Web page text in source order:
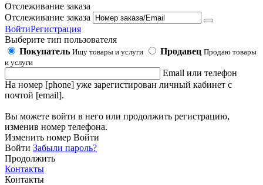
Отслеживание заказа
Отслеживание заказа
ВойтиРегистрация
Выберите тип пользователя
Покупатель Ищу товары и услуги Продавец Продаю товары
и услуги
Email или телефон
На номер [phone] уже зарегистирован личный кабинет с
почтой [email].
Вы можете войти в него или продолжить регистрацию,
изменив номер телефона.
Изменить номер Войти
Войти Забыли пароль?
Продолжить
Контакты
Контакты